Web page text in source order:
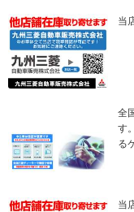
当
全
す
る
当